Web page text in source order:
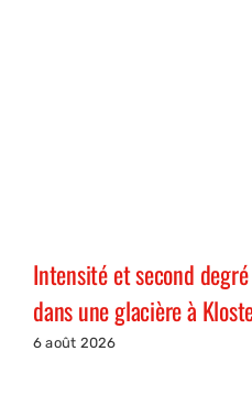
Intensité et second
dans une glacière à
6 août 2026